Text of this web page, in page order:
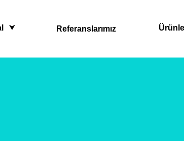
Referanslarımız